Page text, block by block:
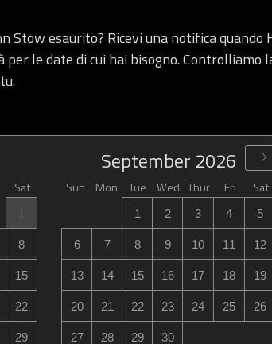
Stow esaurito? Ricevi una notifica quando
le date di cui hai bisogno. Controlliamo
Sat Sun Mon Tue Wed Thur Fri Sat
8
15
22
29
September 2026
1 2 3 4 5
6 7 8 9 10 11 12
13 14 15 16 17 18 19
20 21 22 23 24 25 26
27 28 29 30